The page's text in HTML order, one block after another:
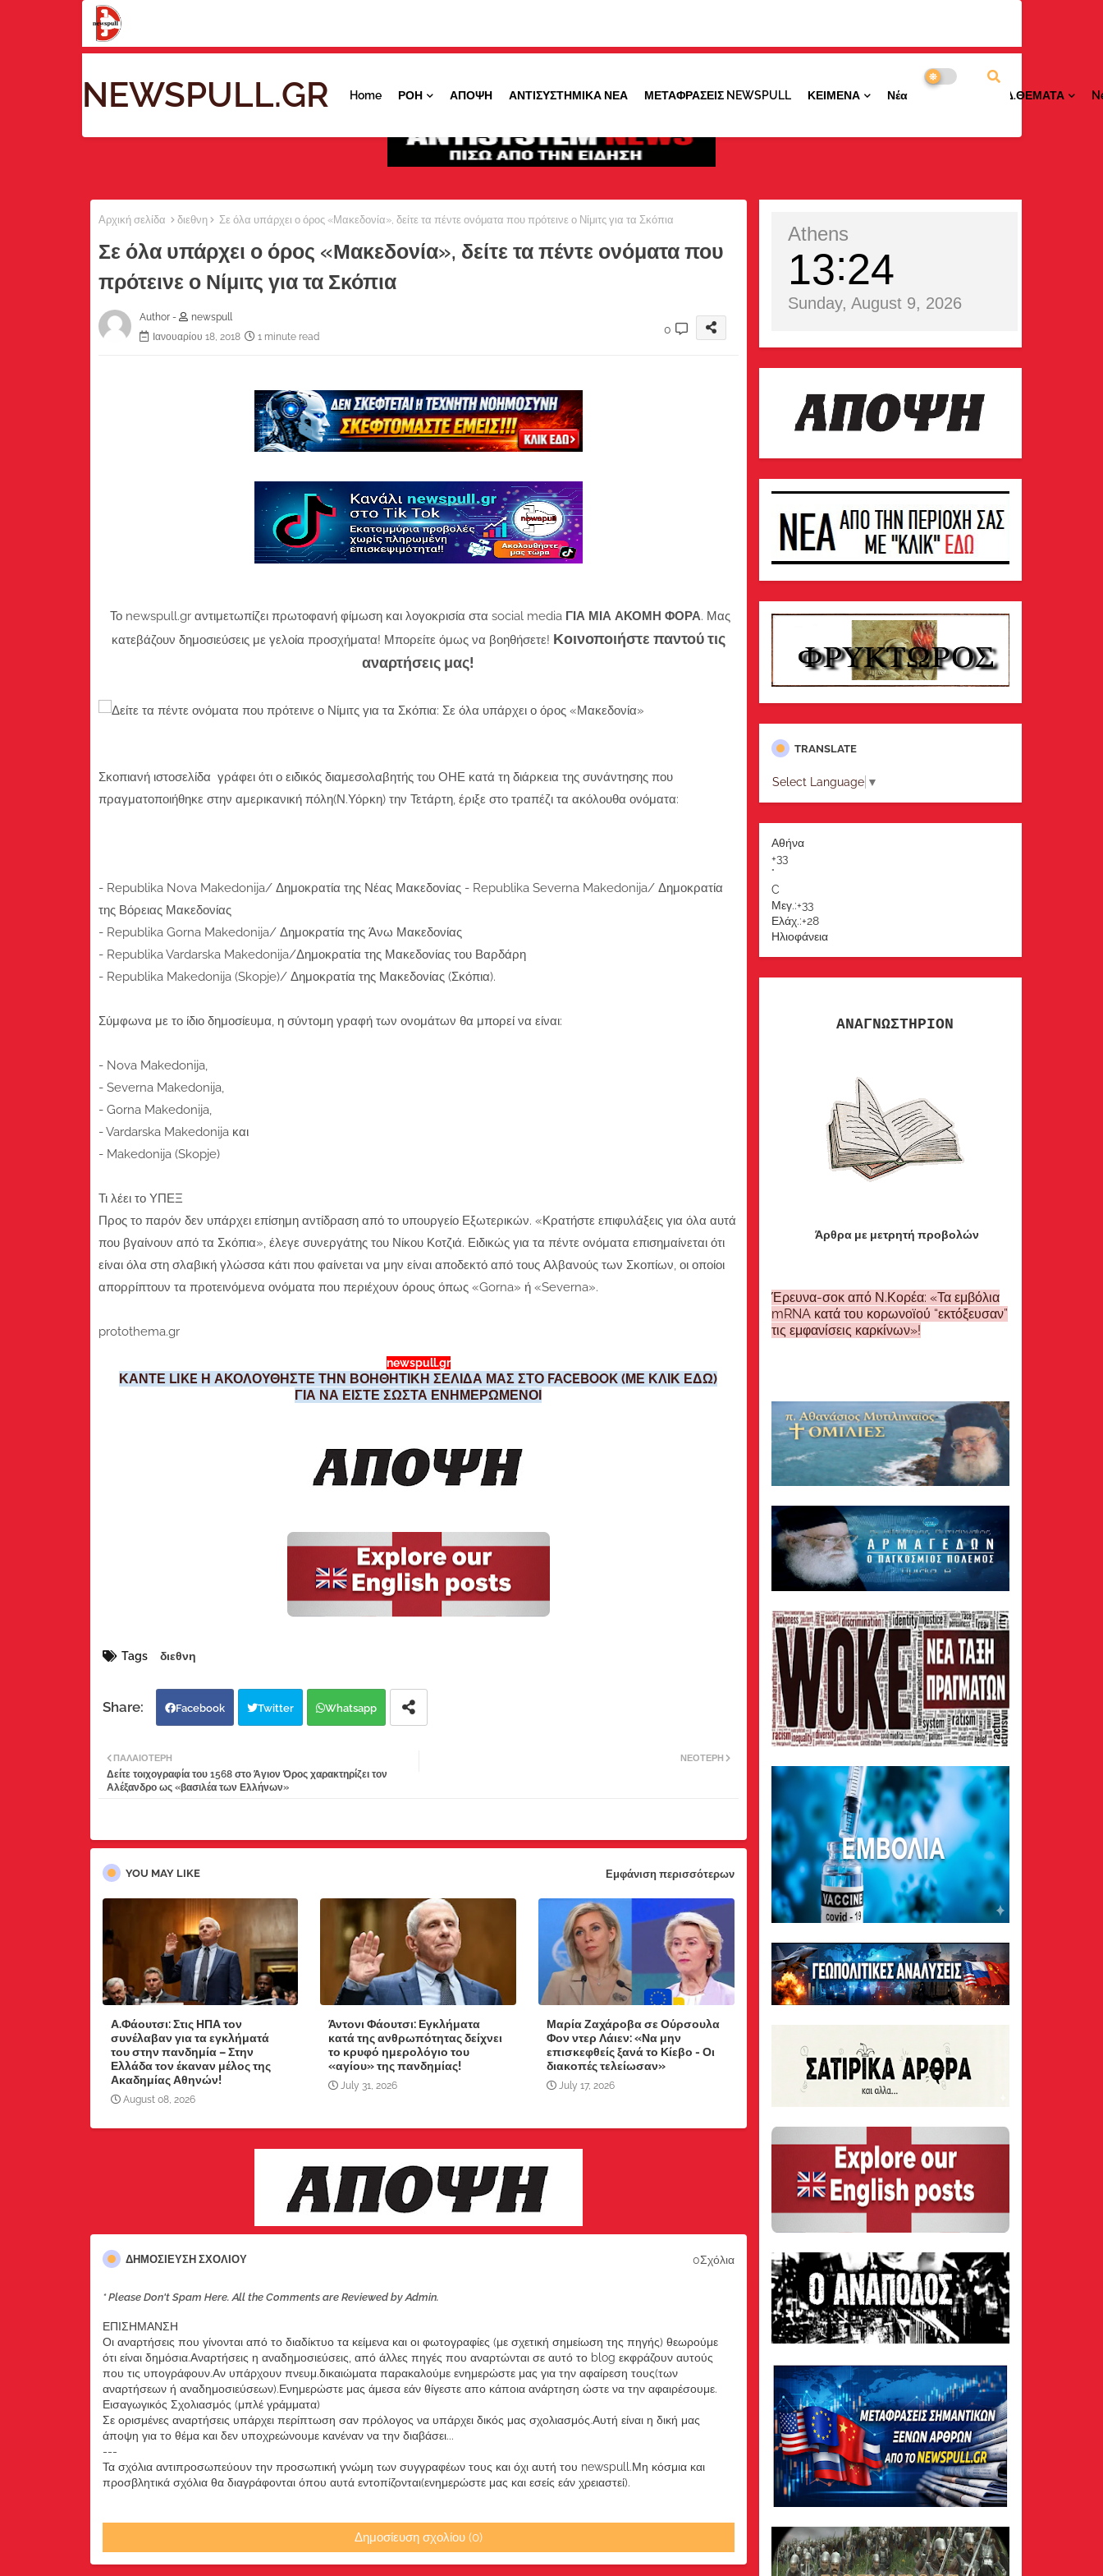
NEWSPULL.GR Home ΡΟΗ ΑΠΟΨΗ ΑΝΤΙΣΥΣΤΗΜΙΚΑ ΝΕΑ ΜΕΤΑΦΡΑΣΕΙΣ NEWSPULL ΚΕΙΜΕΝΑ ΝέαΠΕΡΙΟΧΩΝ ΕΙΔ.ΘΕΜΑΤΑ
Αρχική σελίδα διεθνη Σε όλα υπάρχει ο όρος «Μακεδονία», δείτε τα πέντε ονόματα που πρότεινε ο Νίμιτς για τα Σκόπια
Σε όλα υπάρχει ο όρος «Μακεδονία», δείτε τα πέντε ονόματα που
πρότεινε ο Νίμιτς για τα Σκόπια
Author -
newspull
Ιανουαρίου 18, 2018
1 minute read
0
Το newspull.gr αντιμετωπίζει πρωτοφανή φίμωση και λογοκρισία στα social media ΓΙΑ ΜΙΑ ΑΚΟΜΗ ΦΟΡΑ. Μας
κατεβάζουν δημοσιεύσεις με γελοία προσχήματα! Μπορείτε όμως να βοηθήσετε! Κοινοποιήστε παντού τις
αναρτήσεις μας!
Σκοπιανή ιστοσελίδα γράφει ότι ο ειδικός διαμεσολαβητής του ΟΗΕ κατά τη διάρκεια της συνάντησης που
πραγματοποιήθηκε στην αμερικανική πόλη(Ν.Υόρκη) την Τετάρτη, έριξε στο τραπέζι τα ακόλουθα ονόματα:
- Republika Nova Makedonija/ Δημοκρατία της Νέας Μακεδονίας - Republika Severna Makedonija/ Δημοκρατία
της Βόρειας Μακεδονίας
- Republika Gorna Makedonija/ Δημοκρατία της Άνω Μακεδονίας
- Republika Vardarska Makedonija/Δημοκρατία της Μακεδονίας του Βαρδάρη
- Republika Makedonija (Skopje)/ Δημοκρατία της Μακεδονίας (Σκόπια).
Σύμφωνα με το ίδιο δημοσίευμα, η σύντομη γραφή των ονομάτων θα μπορεί να είναι:
- Nova Makedonija,
- Severna Makedonija,
- Gorna Makedonija,
- Vardarska Makedonija και
- Makedonija (Skopje)
Τι λέει το ΥΠΕΞ
Προς το παρόν δεν υπάρχει επίσημη αντίδραση από το υπουργείο Εξωτερικών. «Κρατήστε επιφυλάξεις για όλα αυτά
που βγαίνουν από τα Σκόπια», έλεγε συνεργάτης του Νίκου Κοτζιά. Ειδικώς για τα πέντε ονόματα επισημαίνεται ότι
είναι όλα στη σλαβική γλώσσα κάτι που φαίνεται να μην είναι αποδεκτό από τους Αλβανούς των Σκοπίων, οι οποίοι
απορρίπτουν τα προτεινόμενα ονόματα που περιέχουν όρους όπως «Gorna» ή «Severna».
protothema.gr
newspull.gr
ΚΑΝΤΕ LIKE Η ΑΚΟΛΟΥΘΗΣΤΕ ΤΗΝ ΒΟΗΘΗΤΙΚΗ ΣΕΛΙΔΑ ΜΑΣ ΣΤΟ FACEBOOK (ΜΕ ΚΛΙΚ ΕΔΩ)
ΓΙΑ ΝΑ ΕΙΣΤΕ ΣΩΣΤΑ ΕΝΗΜΕΡΩΜΕΝΟΙ
Tags διεθνη
Facebook Twitter Whatsapp
ΝΕΌΤΕΡΗ
ΠΑΛΑΙΌΤΕΡΗ
Δείτε τοιχογραφία του 1568 στο Άγιον Όρος χαρακτηρίζει τον
Αλέξανδρο ως «βασιλέα των Ελλήνων»
YOU MAY LIKE Εμφάνιση περισσότερων
Α.Φάουτσι: Στις ΗΠΑ τον
συνέλαβαν για τα εγκλήματά
του στην πανδημία – Στην
Ελλάδα τον έκαναν μέλος της
Ακαδημίας Αθηνών!
August 08, 2026
Άντονι Φάουτσι: Εγκλήματα
κατά της ανθρωπότητας δείχνει
το κρυφό ημερολόγιο του
«αγίου» της πανδημίας!
July 31, 2026
Μαρία Ζαχάροβα σε Ούρσουλα
Φον ντερ Λάιεν: «Να μην
επισκεφθείς ξανά το Κίεβο - Οι
διακοπές τελείωσαν»
July 17, 2026
ΔΗΜΟΣΊΕΥΣΗ ΣΧΟΛΊΟΥ 0Σχόλια
* Please Don't Spam Here. All the Comments are Reviewed by Admin.
ΕΠΙΣΗΜΑΝΣΗ
Οι αναρτήσεις που γίνονται από το διαδίκτυο τα κείμενα και οι φωτογραφίες (με σχετική σημείωση της πηγής) θεωρούμε
ότι είναι δημόσια.Αναρτήσεις η αναδημοσιεύσεις, από άλλες πηγές που αναρτώνται σε αυτό το blog εκφράζουν αυτούς
που τις υπογράφουν.Αν υπάρχουν πνευμ.δικαιώματα παρακαλούμε ενημερώστε μας για την αφαίρεση τους(των
αναρτήσεων ή αναδημοσιεύσεων).Ενημερώστε μας άμεσα εάν θίγεστε απο κάποια ανάρτηση ώστε να την αφαιρέσουμε.
Εισαγωγικός Σχολιασμός (μπλέ γράμματα)
Σε ορισμένες αναρτήσεις υπάρχει περίπτωση σαν πρόλογος να υπάρχει δικός μας σχολιασμός.Αυτή είναι η δική μας
άποψη για το θέμα και δεν υποχρεώνουμε κανέναν να την διαβάσει...
---
Τα σχόλια αντιπροσωπεύουν την προσωπική γνώμη των συγγραφέων τους και όχι αυτή του newspull.Μη κόσμια και
προσβλητικά σχόλια θα διαγράφονται όπου αυτά εντοπίζονται(ενημερώστε μας και εσείς εάν χρειαστεί).
Δημοσίευση σχολίου (0)
Athens
13 24
Sunday, August 9, 2026
TRANSLATE
Select Language ▼
Αθήνα
+33
°
C
Μεγ.:+33
Ελάχ.:+28
Ηλιοφάνεια
ΑΝΑΓΝΩΣΤΗΡΙΟΝ
Άρθρα με μετρητή προβολών
Έρευνα-σοκ από Ν.Κορέα: «Τα εμβόλια
mRNA κατά του κορωνοϊού “εκτόξευσαν”
τις εμφανίσεις καρκίνων»!
λαμβάνετε ειδοποιήσεις για σημαντικά θέματά